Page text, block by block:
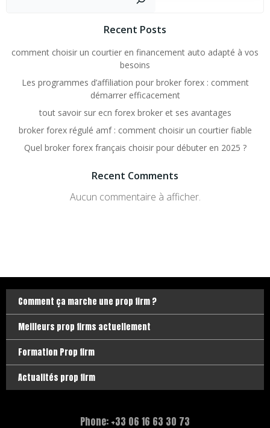
Recent Posts
comment choisir un courtier en financement auto adapté à vos
besoins
Les programmes d’affiliation pour broker forex : comment
démarrer efficacement
tout savoir sur ecn forex broker et ses avantages
broker forex régulé amf : comment choisir un courtier fiable
Quel broker forex français choisir pour débuter en 2025 ?
Recent Comments
Aucun commentaire à afficher.
Comment ça marche une prop firm ?
Meilleurs prop firms actuellement
Formation Prop firm
Actualités prop firm
Phone: +33 06 16 63 30 73